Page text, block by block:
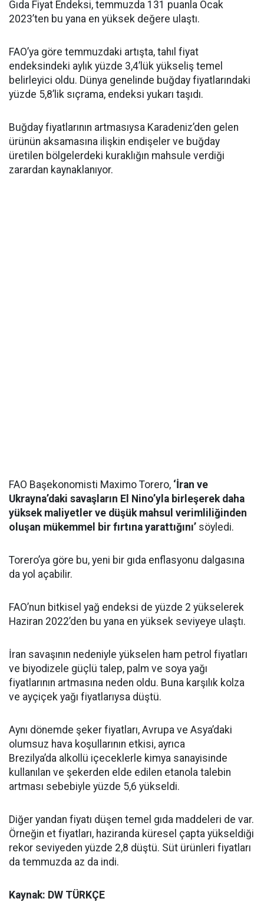
Gıda Fiyat Endeksi, temmuzda 131 puanla Ocak
2023’ten bu yana en yüksek değere ulaştı.
FAO’ya göre temmuzdaki artışta, tahıl fiyat
endeksindeki aylık yüzde 3,4’lük yükseliş temel
belirleyici oldu. Dünya genelinde buğday fiyatlarındaki
yüzde 5,8’lik sıçrama, endeksi yukarı taşıdı.
Buğday fiyatlarının artmasıysa Karadeniz’den gelen
ürünün aksamasına ilişkin endişeler ve buğday
üretilen bölgelerdeki kuraklığın mahsule verdiği
zarardan kaynaklanıyor.
FAO Başekonomisti Maximo Torero, ‘İran ve
Ukrayna’daki savaşların El Nino’yla birleşerek daha
yüksek maliyetler ve düşük mahsul verimliliğinden
oluşan mükemmel bir fırtına yarattığını’ söyledi.
Torero’ya göre bu, yeni bir gıda enflasyonu dalgasına
da yol açabilir.
FAO’nun bitkisel yağ endeksi de yüzde 2 yükselerek
Haziran 2022’den bu yana en yüksek seviyeye ulaştı.
İran savaşının nedeniyle yükselen ham petrol fiyatları
ve biyodizele güçlü talep, palm ve soya yağı
fiyatlarının artmasına neden oldu. Buna karşılık kolza
ve ayçiçek yağı fiyatlarıysa düştü.
Aynı dönemde şeker fiyatları, Avrupa ve Asya’daki
olumsuz hava koşullarının etkisi, ayrıca
Brezilya’da alkollü içeceklerle kimya sanayisinde
kullanılan ve şekerden elde edilen etanola talebin
artması sebebiyle yüzde 5,6 yükseldi.
Diğer yandan fiyatı düşen temel gıda maddeleri de var.
Örneğin et fiyatları, haziranda küresel çapta yükseldiği
rekor seviyeden yüzde 2,8 düştü. Süt ürünleri fiyatları
da temmuzda az da indi.
Kaynak: DW TÜRKÇE